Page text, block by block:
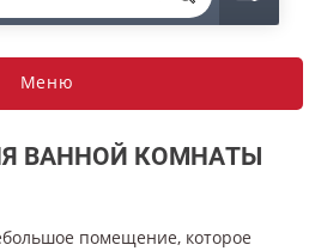
Меню
ВАННОЙ КОМНАТЫ
помещение, которое